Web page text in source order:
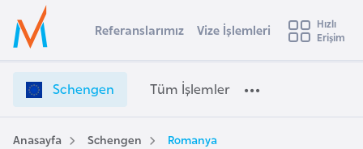
Ülke Seçimi
Başvuru yapmak istediğiniz ülkeyi seçin
Üye
Girişi
c
e
n
g
e
Referanslarımız Vize İşlemleri
Hızlı
Erişim
Schengen Tüm İşlemler
Anasayfa Schengen Romanya
s
t
r
a